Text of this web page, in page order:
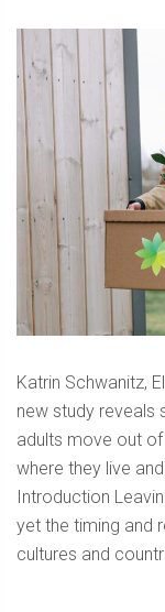
Katrin Schwanitz,
new study reveals
adults move out
where they live
Introduction
yet the timing and
cultures and